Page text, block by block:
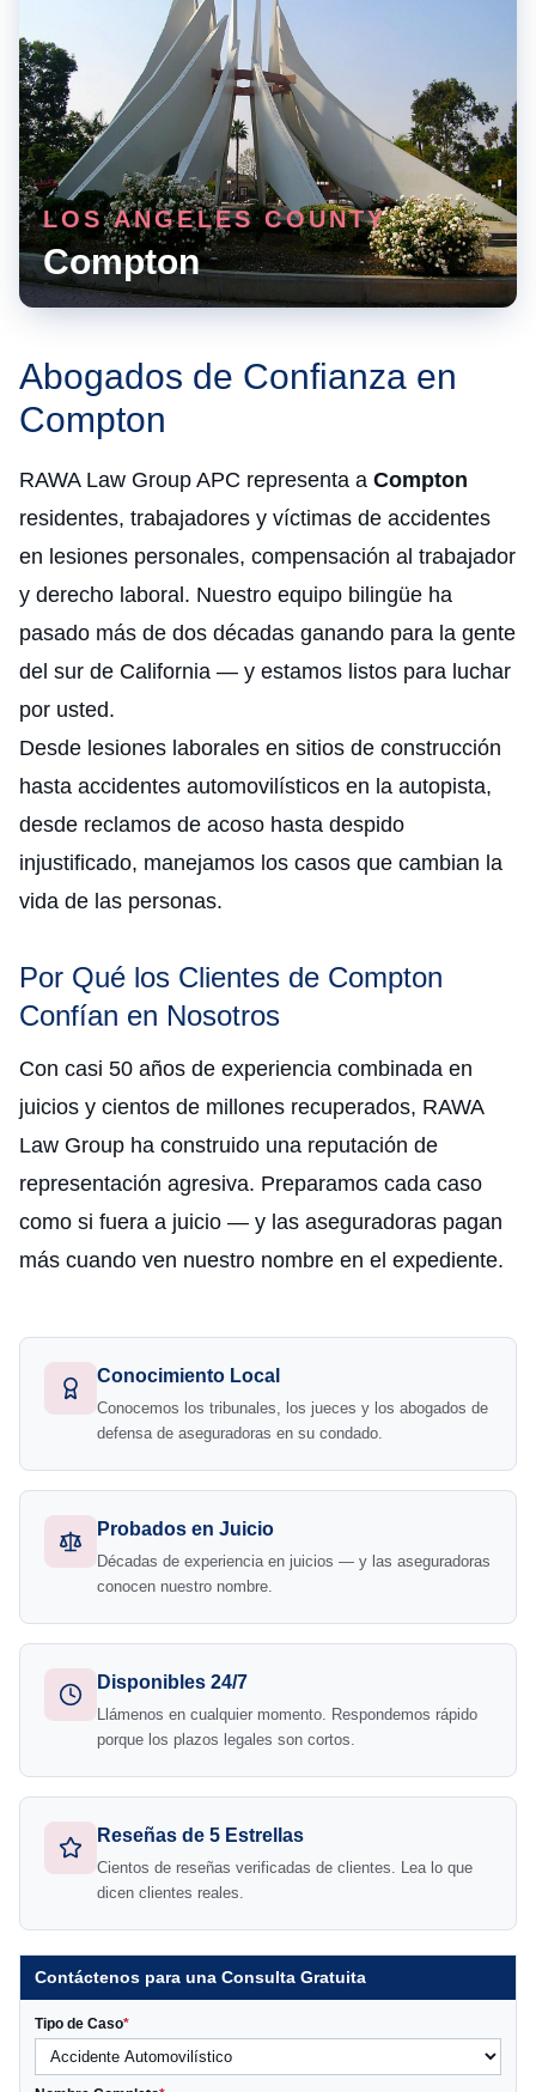
LOS ANGELES COUNTY
Compton
Abogados de Confianza en
Compton
RAWA Law Group APC representa a Compton
residentes, trabajadores y víctimas de accidentes
en lesiones personales, compensación al trabajador
y derecho laboral. Nuestro equipo bilingüe ha
pasado más de dos décadas ganando para la gente
del sur de California — y estamos listos para luchar
por usted.
Desde lesiones laborales en sitios de construcción
hasta accidentes automovilísticos en la autopista,
desde reclamos de acoso hasta despido
injustificado, manejamos los casos que cambian la
vida de las personas.
Por Qué los Clientes de Compton
Confían en Nosotros
Con casi 50 años de experiencia combinada en
juicios y cientos de millones recuperados, RAWA
Law Group ha construido una reputación de
representación agresiva. Preparamos cada caso
como si fuera a juicio — y las aseguradoras pagan
más cuando ven nuestro nombre en el expediente.
Conocimiento Local
Conocemos los tribunales, los jueces y los abogados de
defensa de aseguradoras en su condado.
Probados en Juicio
Décadas de experiencia en juicios — y las aseguradoras
conocen nuestro nombre.
Disponibles 24/7
Llámenos en cualquier momento. Respondemos rápido
porque los plazos legales son cortos.
Reseñas de 5 Estrellas
Cientos de reseñas verificadas de clientes. Lea lo que
dicen clientes reales.
Contáctenos para una Consulta Gratuita
Tipo de Caso*